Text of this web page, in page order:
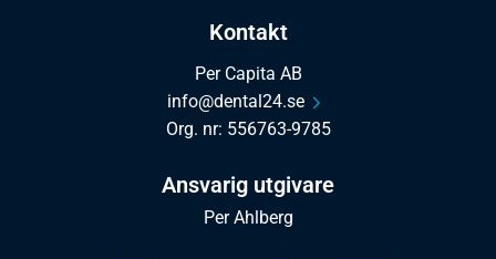
Kontakt
Per Capita AB
info@dental24.se
Org. nr: 556763-9785
Ansvarig utgivare
Per Ahlberg